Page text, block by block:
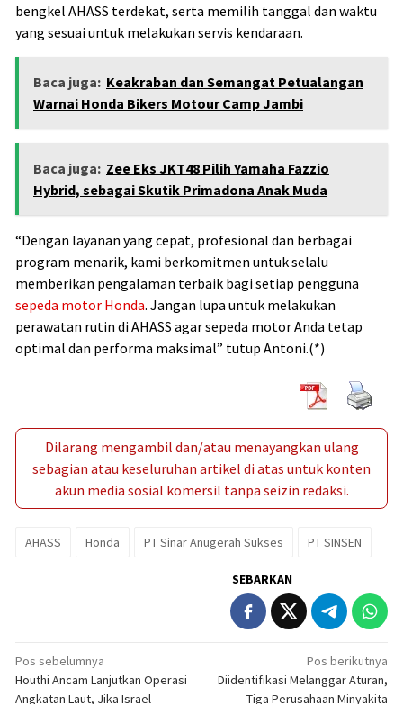
bengkel AHASS terdekat, serta memilih tanggal dan waktu
yang sesuai untuk melakukan servis kendaraan.
Baca juga: Keakraban dan Semangat Petualangan
Warnai Honda Bikers Motour Camp Jambi
Baca juga: Zee Eks JKT48 Pilih Yamaha Fazzio
Hybrid, sebagai Skutik Primadona Anak Muda
“Dengan layanan yang cepat, profesional dan berbagai
program menarik, kami berkomitmen untuk selalu
memberikan pengalaman terbaik bagi setiap pengguna
sepeda motor Honda. Jangan lupa untuk melakukan
perawatan rutin di AHASS agar sepeda motor Anda tetap
optimal dan performa maksimal” tutup Antoni.(*)
Dilarang mengambil dan/atau menayangkan ulang
sebagian atau keseluruhan artikel di atas untuk konten
akun media sosial komersil tanpa seizin redaksi.
AHASS Honda PT Sinar Anugerah Sukses PT SINSEN
SEBARKAN
Navigasi
pos
Pos sebelumnya
Houthi Ancam Lanjutkan Operasi
Angkatan Laut, Jika Israel
Pos berikutnya
Diidentifikasi Melanggar Aturan,
Tiga Perusahaan Minyakita